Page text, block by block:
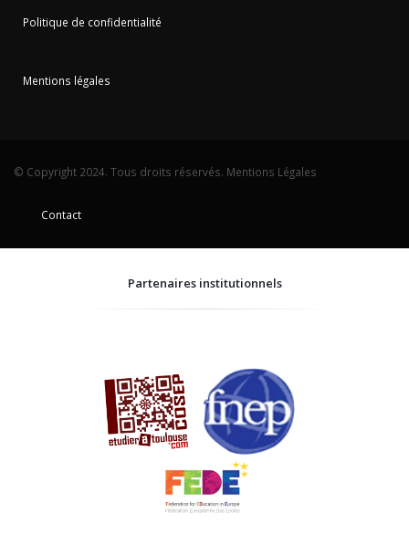
Politique de confidentialité
Mentions légales
© Copyright 2024. Tous droits réservés. Mentions Légales
Contact
Partenaires institutionnels